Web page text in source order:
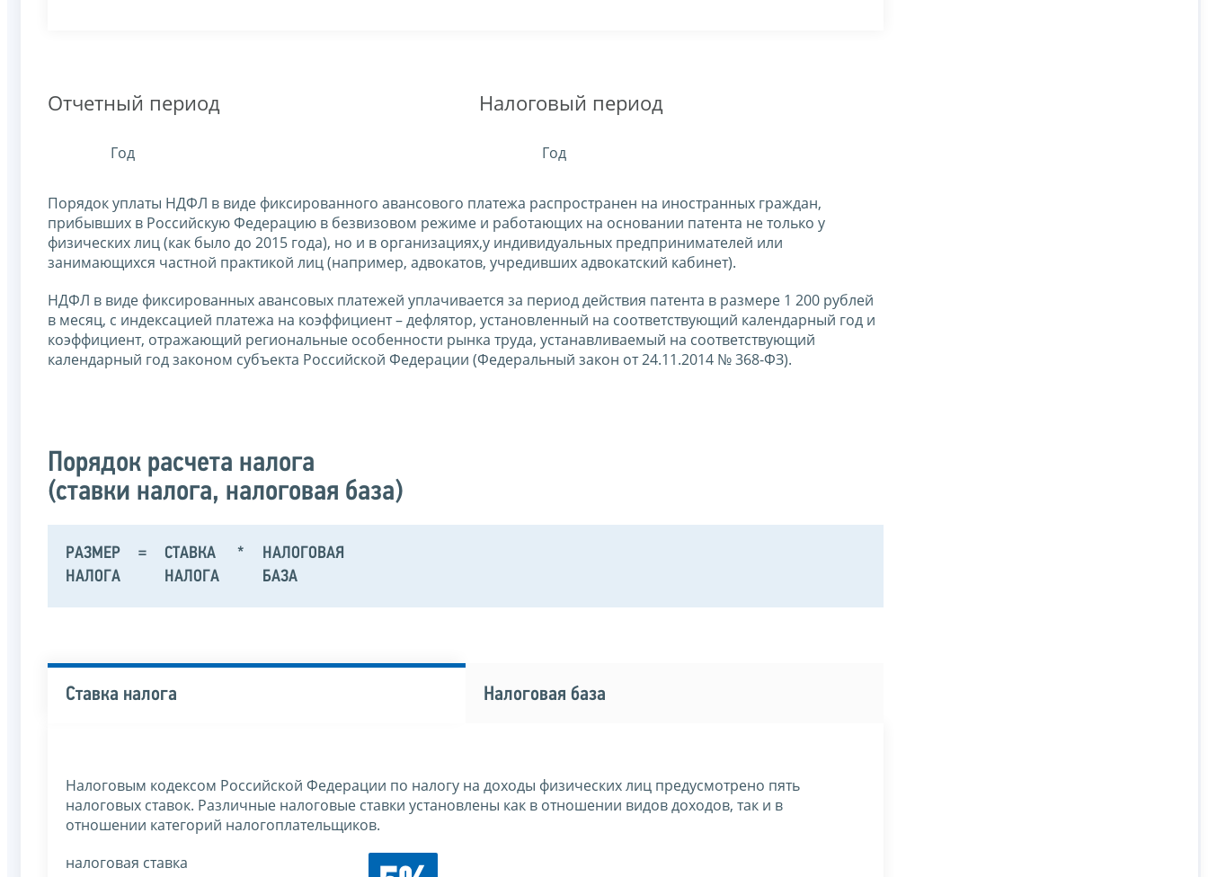
Отчетный период
Год
Налоговый период
Год
Порядок уплаты НДФЛ в виде фиксированного авансового платежа распространен на иностранных граждан,
прибывших в Российскую Федерацию в безвизовом режиме и работающих на основании патента не только у
физических лиц (как было до 2015 года), но и в организациях,у индивидуальных предпринимателей или
занимающихся частной практикой лиц (например, адвокатов, учредивших адвокатский кабинет).
НДФЛ в виде фиксированных авансовых платежей уплачивается за период действия патента в размере 1 200 рублей
в месяц, с индексацией платежа на коэффициент – дефлятор, установленный на соответствующий календарный год и
коэффициент, отражающий региональные особенности рынка труда, устанавливаемый на соответствующий
календарный год законом субъекта Российской Федерации (Федеральный закон от 24.11.2014 № 368-ФЗ).
Порядок расчета налога
(ставки налога, налоговая база)
РАЗМЕР
НАЛОГА
=
СТАВКА
НАЛОГА
*
НАЛОГОВАЯ
БАЗА
Ставка налога Налоговая база
Налоговым кодексом Российской Федерации по налогу на доходы физических лиц предусмотрено пять
налоговых ставок. Различные налоговые ставки установлены как в отношении видов доходов, так и в
отношении категорий налогоплательщиков.
налоговая ставка